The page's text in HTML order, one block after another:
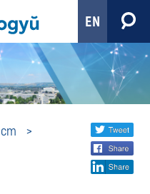
EN
консултации
Share
social